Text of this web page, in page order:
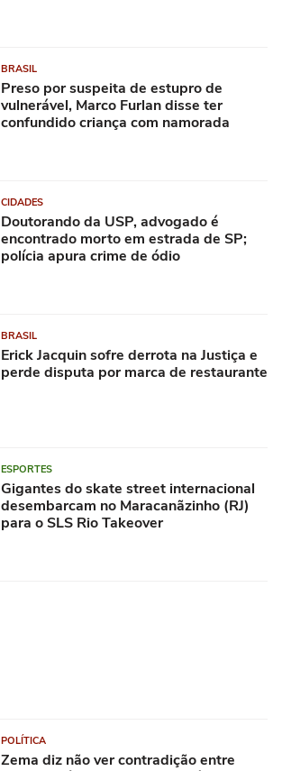
BRASIL
Preso por suspeita de estupro de
vulnerável, Marco Furlan disse ter
confundido criança com namorada
CIDADES
Doutorando da USP, advogado é
encontrado morto em estrada de SP;
polícia apura crime de ódio
BRASIL
Erick Jacquin sofre derrota na Justiça e
perde disputa por marca de restaurante
ESPORTES
Gigantes do skate street internacional
desembarcam no Maracanãzinho (RJ)
para o SLS Rio Takeover
POLÍTICA
Zema diz não ver contradição entre